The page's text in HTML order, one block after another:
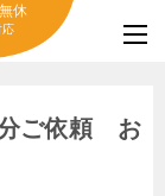
休
応
分ご依頼 お